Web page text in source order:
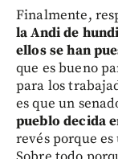
Finalmente,
la Andi de
ellos se han
que es bueno
para los
es que un
pueblo decida
revés porque